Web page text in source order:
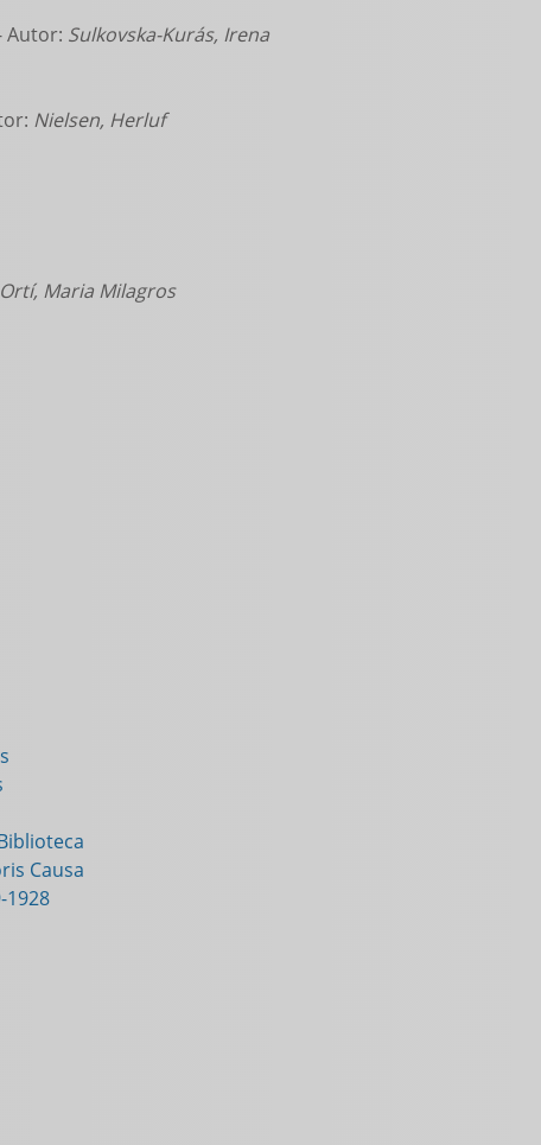
Autor: Sulkovska-Kurás, Irena
Nielsen, Herluf
Maria Milagros
Causa
1928